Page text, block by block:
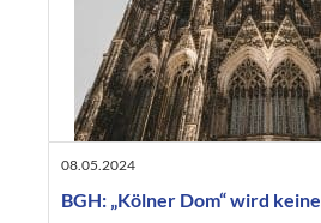
08.05.2024
BGH: „Kölner Dom“ wird